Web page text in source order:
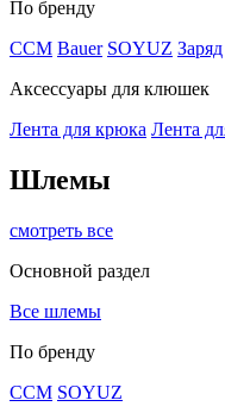
По бренду
CCM Bauer SOYUZ Заряд
Аксессуары для клюшек
Лента для крюка Лента
Шлемы
смотреть все
Основной раздел
Все шлемы
По бренду
CCM SOYUZ